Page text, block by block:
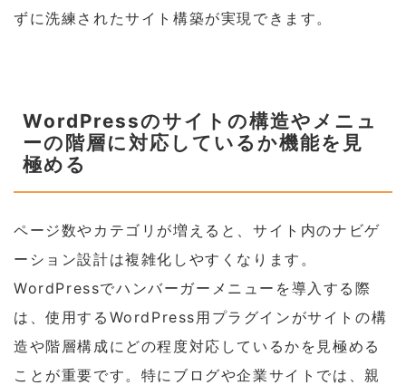
ずに洗練されたサイト構築が実現できます。
WordPressのサイトの構造やメニュ
ーの階層に対応しているか機能を見
極める
ページ数やカテゴリが増えると、サイト内のナビゲ
ーション設計は複雑化しやすくなります。
WordPressでハンバーガーメニューを導入する際
は、使用するWordPress用プラグインがサイトの構
造や階層構成にどの程度対応しているかを見極める
ことが重要です。特にブログや企業サイトでは、親